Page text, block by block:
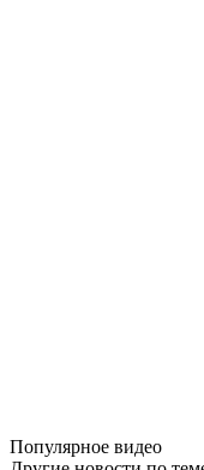
Популярное видео